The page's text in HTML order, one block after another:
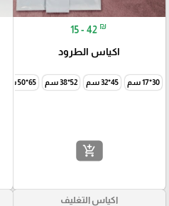
15 - 42 ₪
اكياس الطرود
30*17 سم 45*32 سم 52*38 سم 65*50 سم
add_shopping_cart
اكياس التغليف